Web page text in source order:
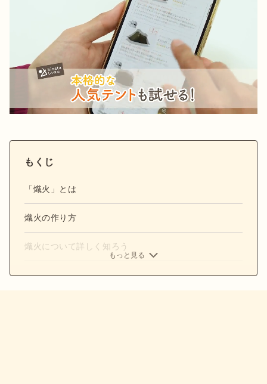
もくじ
「熾火」とは
熾火の作り方
熾火について詳しく知ろう
もっと見る